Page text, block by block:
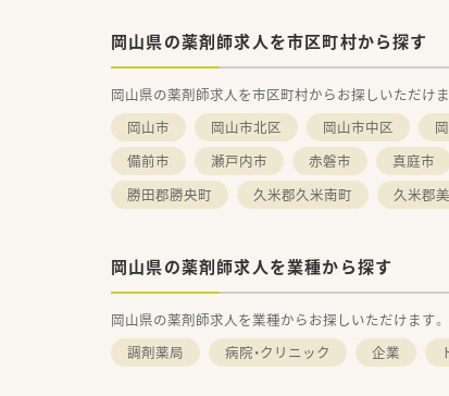
岡山県の薬剤師求人を市区町村から探す
岡山県の薬剤師求人を市区町村からお探しいただけま
岡山市
岡山市北区 岡山市中区
備前市
瀬戸内市 赤磐市 真庭市
勝田郡勝央町
久米郡久米南町 久米郡
岡山県の薬剤師求人を業種から探す
岡山県の薬剤師求人を業種からお探しいただけます。
調剤薬局
病院・クリニック 企業